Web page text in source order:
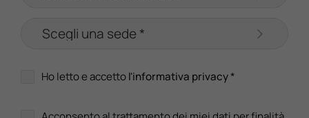
Ho letto e accettol'informativa privacy*